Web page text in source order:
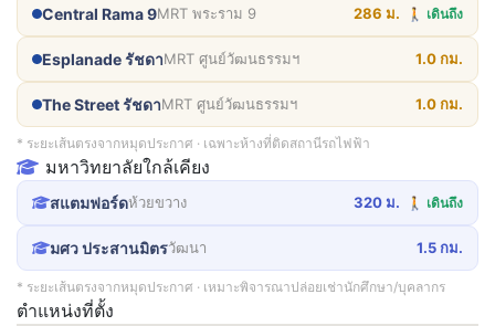
Central Rama 9MRT พระราม 9 286 ม. 🚶 เดินถึง
Esplanade รัชดาMRT ศูนย์วัฒนธรรมฯ 1.0 กม.
The Street รัชดาMRT ศูนย์วัฒนธรรมฯ 1.0 กม.
* ระยะเส้นตรงจากหมุดประกาศ · เฉพาะห้างที่ติดสถานีรถไฟฟ้า
มหาวิทยาลัยใกล้เคียง
สแตมฟอร์ดห้วยขวาง 320 ม. 🚶 เดินถึง
มศว ประสานมิตรวัฒนา 1.5 กม.
* ระยะเส้นตรงจากหมุดประกาศ · เหมาะพิจารณาปล่อยเช่านักศึกษา/บุคลากร
ตำแหน่งที่ตั้ง